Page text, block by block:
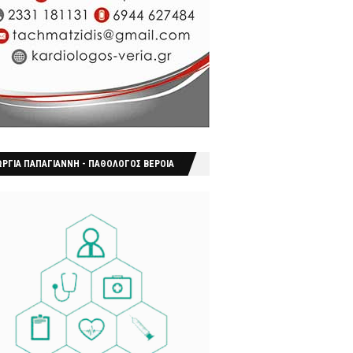
ΠΑΠΑΓΙΑΝΝΗ - ΠΑΘΟΛΟΓΟΣ ΒΕΡΟΙΑ